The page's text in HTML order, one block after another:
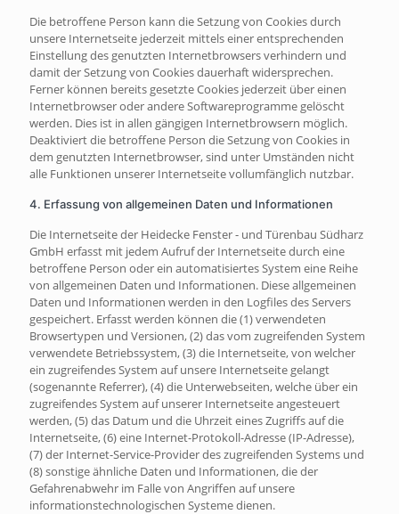
Die betroffene Person kann die Setzung von Cookies durch
unsere Internetseite jederzeit mittels einer entsprechenden
Einstellung des genutzten Internetbrowsers verhindern und
damit der Setzung von Cookies dauerhaft widersprechen.
Ferner können bereits gesetzte Cookies jederzeit über einen
Internetbrowser oder andere Softwareprogramme gelöscht
werden. Dies ist in allen gängigen Internetbrowsern möglich.
Deaktiviert die betroffene Person die Setzung von Cookies in
dem genutzten Internetbrowser, sind unter Umständen nicht
alle Funktionen unserer Internetseite vollumfänglich nutzbar.
4. Erfassung von allgemeinen Daten und Informationen
Die Internetseite der Heidecke Fenster - und Türenbau Südharz
GmbH erfasst mit jedem Aufruf der Internetseite durch eine
betroffene Person oder ein automatisiertes System eine Reihe
von allgemeinen Daten und Informationen. Diese allgemeinen
Daten und Informationen werden in den Logfiles des Servers
gespeichert. Erfasst werden können die (1) verwendeten
Browsertypen und Versionen, (2) das vom zugreifenden System
verwendete Betriebssystem, (3) die Internetseite, von welcher
ein zugreifendes System auf unsere Internetseite gelangt
(sogenannte Referrer), (4) die Unterwebseiten, welche über ein
zugreifendes System auf unserer Internetseite angesteuert
werden, (5) das Datum und die Uhrzeit eines Zugriffs auf die
Internetseite, (6) eine Internet-Protokoll-Adresse (IP-Adresse),
(7) der Internet-Service-Provider des zugreifenden Systems und
(8) sonstige ähnliche Daten und Informationen, die der
Gefahrenabwehr im Falle von Angriffen auf unsere
informationstechnologischen Systeme dienen.